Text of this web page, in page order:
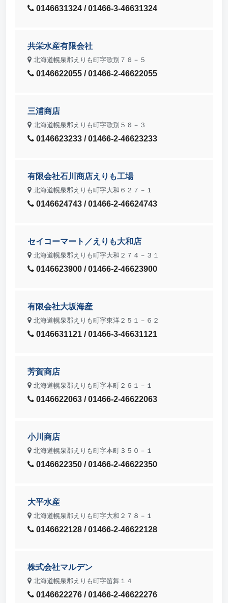
0146631324 / 01466-3-46631324
共栄水産有限会社
北海道幌泉郡えりも町字歌別７６－５
0146622055 / 01466-2-46622055
三浦商店
北海道幌泉郡えりも町字歌別５６－３
0146623233 / 01466-2-46623233
有限会社石川商店えりも工場
北海道幌泉郡えりも町字大和６２７－１
0146624743 / 01466-2-46624743
セイコーマート／えりも大和店
北海道幌泉郡えりも町字大和２７４－３１
0146623900 / 01466-2-46623900
有限会社大坂海産
北海道幌泉郡えりも町字東洋２５１－６２
0146631121 / 01466-3-46631121
芳賀商店
北海道幌泉郡えりも町字本町２６１－１
0146622063 / 01466-2-46622063
小川商店
北海道幌泉郡えりも町字本町３５０－１
0146622350 / 01466-2-46622350
大平水産
北海道幌泉郡えりも町字大和２７８－１
0146622128 / 01466-2-46622128
株式会社マルデン
北海道幌泉郡えりも町字笛舞１４
0146622276 / 01466-2-46622276